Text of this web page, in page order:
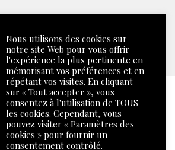
Nous utilisons des cookies sur
notre site Web pour vous offrir
l'expérience la plus pertinente en
mémorisant vos préférences et en
répétant vos visites. En cliquant
sur « Tout accepter », vous
consentez à l'utilisation de TOUS
les cookies. Cependant, vous
pouvez visiter « Paramètres des
cookies » pour fournir un
consentement contrôlé.